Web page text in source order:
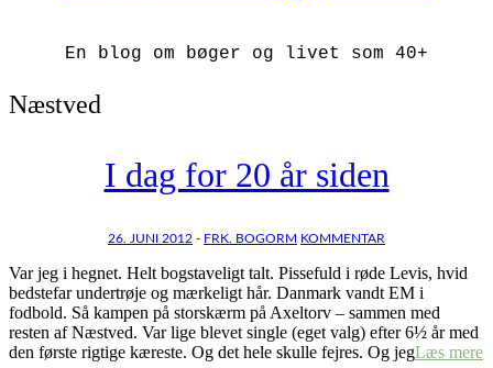
En blog om bøger og livet som 40+
Næstved
I dag for 20 år siden
26. JUNI 2012 - FRK. BOGORM KOMMENTAR
Var jeg i hegnet. Helt bogstaveligt talt. Pissefuld i røde Levis, hvid
bedstefar undertrøje og mærkeligt hår. Danmark vandt EM i
fodbold. Så kampen på storskærm på Axeltorv – sammen med
resten af Næstved. Var lige blevet single (eget valg) efter 6½ år med
den første rigtige kæreste. Og det hele skulle fejres. Og jegLæs mere